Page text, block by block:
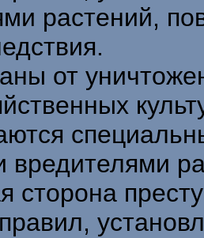
растений,
от
вредителями
сторона